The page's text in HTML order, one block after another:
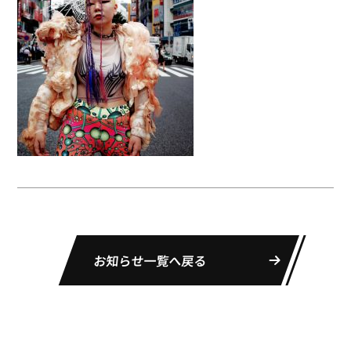
お知らせ一覧へ戻る